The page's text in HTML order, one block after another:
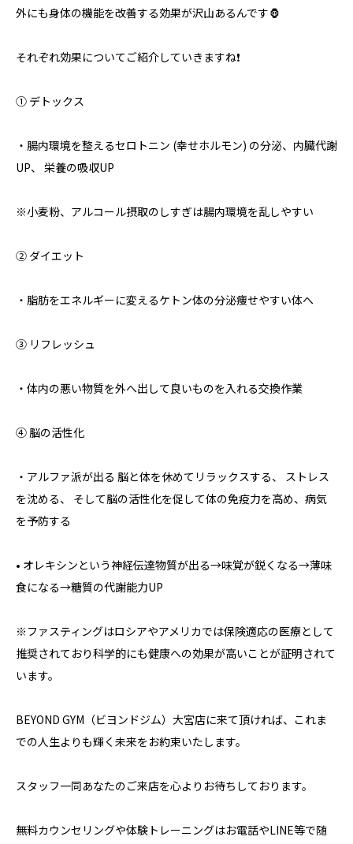
外にも身体の機能を改善する効果が沢山あるんです🦍
それぞれ効果についてご紹介していきますね❗️
① デトックス
・腸内環境を整えるセロトニン (幸せホルモン) の分泌、内臓代謝
UP、 栄養の吸収UP
※小麦粉、アルコール摂取のしすぎは腸内環境を乱しやすい
② ダイエット
・脂肪をエネルギーに変えるケトン体の分泌痩せやすい体へ
③ リフレッシュ
・体内の悪い物質を外へ出して良いものを入れる交換作業
④ 脳の活性化
・アルファ派が出る 脳と体を休めてリラックスする、 ストレス
を沈める、 そして脳の活性化を促して体の免疫力を高め、病気
を予防する
• オレキシンという神経伝達物質が出る→味覚が鋭くなる→薄味
食になる→糖質の代謝能力UP
※ファスティングはロシアやアメリカでは保険適応の医療として
推奨されており科学的にも健康への効果が高いことが証明されて
います。
BEYOND GYM（ビヨンドジム）大宮店に来て頂ければ、これま
での人生よりも輝く未来をお約束いたします。
スタッフ一同あなたのご来店を心よりお待ちしております。
無料カウンセリングや体験トレーニングはお電話やLINE等で随